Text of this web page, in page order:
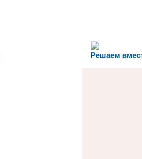
Решаем